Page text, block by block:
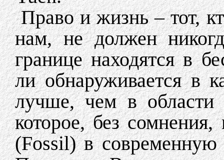
Право и жизнь – тот,
нам, не должен
границе находятся в
ли обнаруживается в
лучше, чем в области
которое, без сомнения,
(Fossil) в